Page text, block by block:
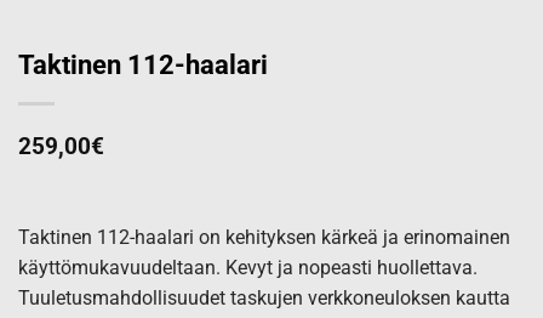
Taktinen 112-haalari
259,00€
Taktinen 112-haalari on kehityksen kärkeä ja erinomainen
käyttömukavuudeltaan. Kevyt ja nopeasti huollettava.
Tuuletusmahdollisuudet taskujen verkkoneuloksen kautta